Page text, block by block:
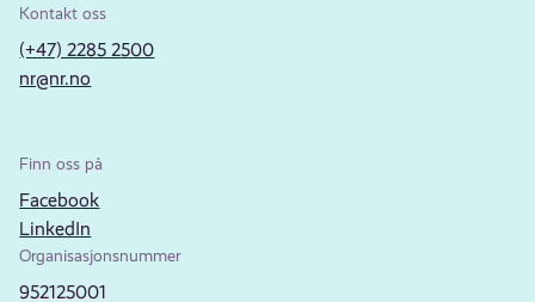
Kontakt oss
(+47) 2285 2500
nr@nr.no
Finn oss på
Facebook
LinkedIn
Organisasjonsnummer
952125001